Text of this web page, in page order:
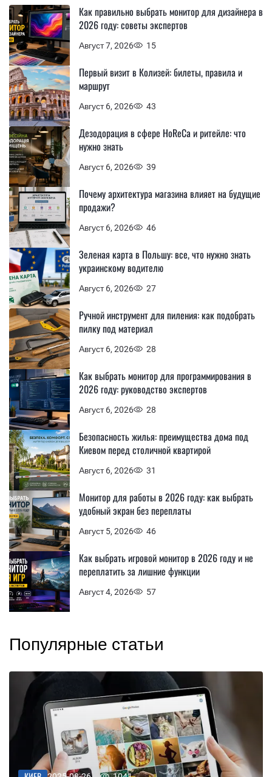
Август 7, 2026 15
Как правильно выбрать монитор для дизайнера в
2026 году: советы экспертов
Август 6, 2026 43
Первый визит в Колизей: билеты, правила и
маршрут
Август 6, 2026 39
Дезодорация в сфере HoReCa и ритейле: что
нужно знать
Август 6, 2026 46
Почему архитектура магазина влияет на будущие
продажи?
Август 6, 2026 27
Зеленая карта в Польшу: все, что нужно знать
украинскому водителю
Август 6, 2026 28
Ручной инструмент для пиления: как подобрать
пилку под материал
Август 6, 2026 28
Как выбрать монитор для программирования в
2026 году: руководство экспертов
Август 6, 2026 31
Безопасность жилья: преимущества дома под
Киевом перед столичной квартирой
Август 5, 2026 46
Монитор для работы в 2026 году: как выбрать
удобный экран без переплаты
Август 4, 2026 57
Как выбрать игровой монитор в 2026 году и не
переплатить за лишние функции
Популярные статьи